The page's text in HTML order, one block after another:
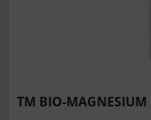
TM BIO-MAGNESIUM